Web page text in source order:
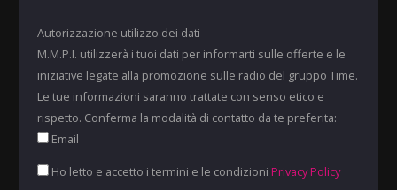
Autorizzazione utilizzo dei dati
M.M.P.I. utilizzerà i tuoi dati per informarti sulle offerte e le
iniziative legate alla promozione sulle radio del gruppo Time.
Le tue informazioni saranno trattate con senso etico e
rispetto. Conferma la modalità di contatto da te preferita:
Email
Ho letto e accetto i termini e le condizioni Privacy Policy